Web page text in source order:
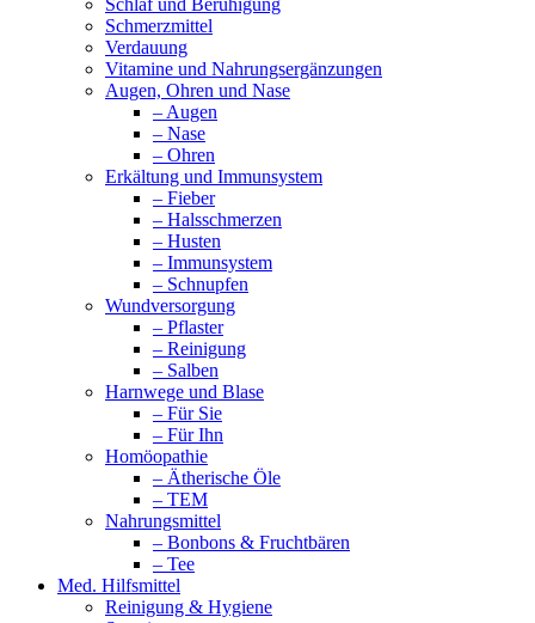
Schmerzmittel
Verdauung
Vitamine und Nahrungsergänzungen
Augen, Ohren und Nase
– Augen
– Nase
– Ohren
Erkältung und Immunsystem
– Fieber
– Halsschmerzen
– Husten
– Immunsystem
– Schnupfen
Wundversorgung
– Pflaster
– Reinigung
– Salben
Harnwege und Blase
– Für Sie
– Für Ihn
Homöopathie
– Ätherische Öle
– TEM
Nahrungsmittel
– Bonbons & Fruchtbären
– Tee
Med. Hilfsmittel
Reinigung & Hygiene